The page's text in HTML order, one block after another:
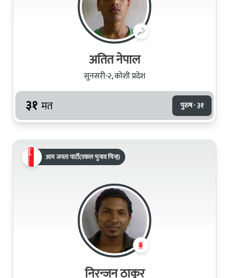
अतित नेपाल
सुनसरी-२, कोशी प्रदेश
३१ मत पुरुष · ३१
आम जनता पार्टी(एकल चुनाव चिन्ह)
निरन्जन ठाकुर